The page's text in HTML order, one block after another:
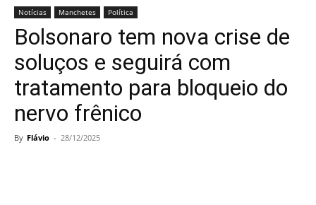
Notícias Manchetes Política
Bolsonaro tem nova crise de
soluços e seguirá com
tratamento para bloqueio do
nervo frênico
By Flávio - 28/12/2025